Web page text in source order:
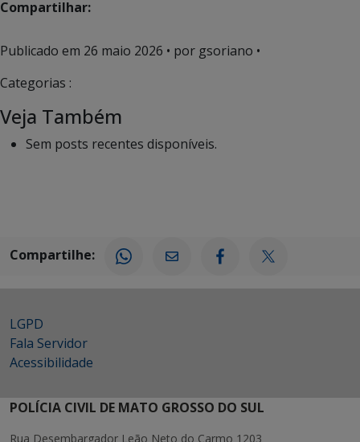
Compartilhar:
Publicado em 26 maio 2026 • por gsoriano •
Categorias :
Veja Também
Sem posts recentes disponíveis.
Compartilhe:
LGPD
Fala Servidor
Acessibilidade
POLÍCIA CIVIL DE MATO GROSSO DO SUL
Rua Desembargador Leão Neto do Carmo 1203